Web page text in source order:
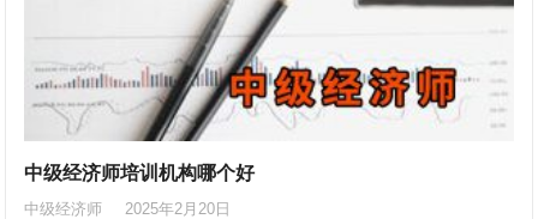
中级经济师培训机构哪个好
中级经济师 2025年2月20日